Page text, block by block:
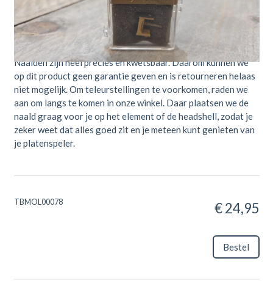
Tonar 678 DS - Vervangingsnaald voor Dual DN-360 &
Shure M-95 / M-95G G-LM
Leveringsvoorwaarden Vervangingsnaalden
Naalden zijn heel precies en kwetsbaar. Daarom kunnen we
op dit product geen garantie geven en is retourneren helaas
niet mogelijk. Om teleurstellingen te voorkomen, raden we
aan om langs te komen in onze winkel. Daar plaatsen we de
naald graag voor je op het element of de headshell, zodat je
zeker weet dat alles goed zit en je meteen kunt genieten van
je platenspeler.
TBMOL00078 € 24,95
Bestel